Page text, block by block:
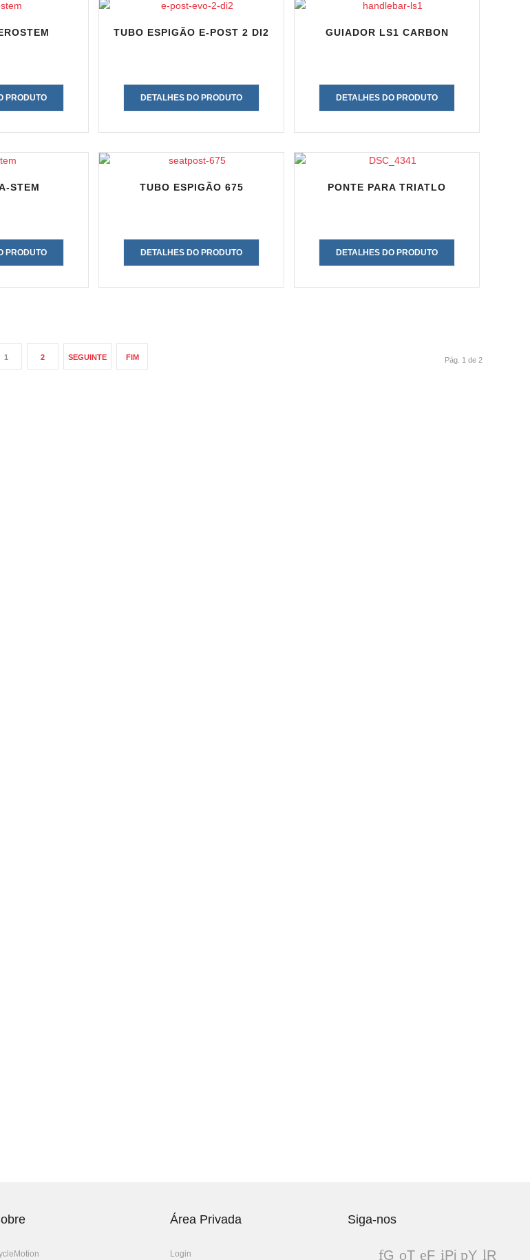
PRODUTO
TUBO ESPIGÃO E-POST 2 DI2
DETALHES DO PRODUTO
GUIADOR LS1 CARBON
DETALHES DO PRODUTO
STEM
PRODUTO
TUBO ESPIGÃO 675
DETALHES DO PRODUTO
PONTE PARA TRIATLO
DETALHES DO PRODUTO
1 2 SEGUINTE FIM Pág. 1 de 2
Área Privada
Login
Siga-nos
G T F Pi Y R